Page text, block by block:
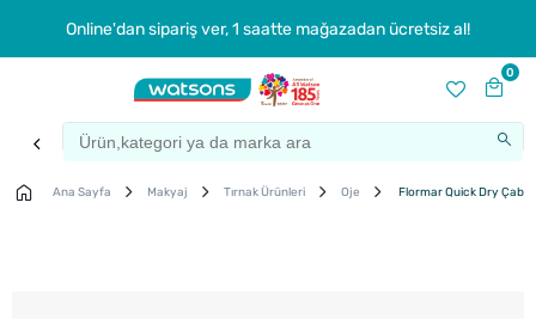
Online'dan sipariş ver, 1 saatte mağazadan ücretsiz al!
0
Ana Sayfa Makyaj Tırnak Ürünleri Oje Flormar Quick Dry